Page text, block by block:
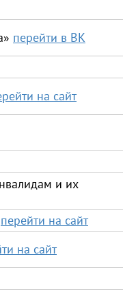
перейти в ВК
на сайт
и их
перейти на сайт
на сайт